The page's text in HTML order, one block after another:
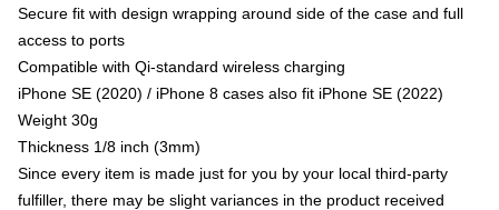
Secure fit with design wrapping around side of the case and full
access to ports
Compatible with Qi-standard wireless charging
iPhone SE (2020) / iPhone 8 cases also fit iPhone SE (2022)
Weight 30g
Thickness 1/8 inch (3mm)
Since every item is made just for you by your local third-party
fulfiller, there may be slight variances in the product received